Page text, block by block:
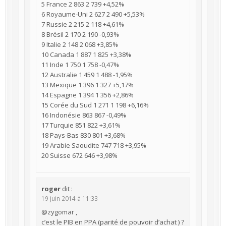
5 France 2 863 2 739 +4,52%
6 Royaume-Uni 2 627 2 490 +5,53%
7 Russie 2 215 2 118 +4,61%
8 Brésil 2 170 2 190 -0,93%
9 Italie 2 148 2 068 +3,85%
10 Canada 1 887 1 825 +3,38%
11 Inde 1 750 1 758 -0,47%
12 Australie 1 459 1 488 -1,95%
13 Mexique 1 396 1 327 +5,17%
14 Espagne 1 394 1 356 +2,86%
15 Corée du Sud 1 271 1 198 +6,16%
16 Indonésie 863 867 -0,49%
17 Turquie 851 822 +3,61%
18 Pays-Bas 830 801 +3,68%
19 Arabie Saoudite 747 718 +3,95%
20 Suisse 672 646 +3,98%
roger dit :
19 juin 2014 à 11:33
@zygomar ,
c’est le PIB en PPA (parité de pouvoir d’achat ) ?